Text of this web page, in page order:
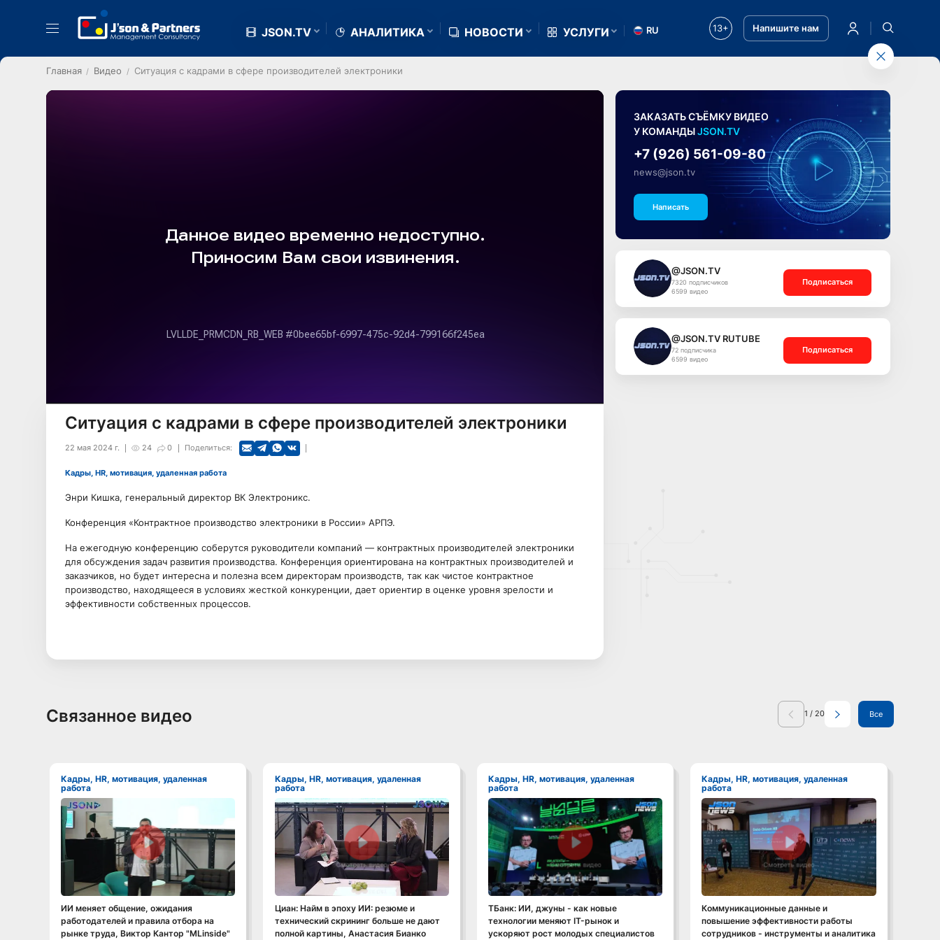
JSON.TV АНАЛИТИКА НОВОСТИ УСЛУГИ RU 13+ Напишите нам
Главная Видео Ситуация с кадрами в сфере производителей электроники
Ситуация с кадрами в сфере производителей электроники
24 0
22 мая 2024 г. Поделиться:
Кадры, HR, мотивация, удаленная работа
Энри Кишка, генеральный директор ВК Электроникс.
Конференция «Контрактное производство электроники в России» АРПЭ.
На ежегодную конференцию соберутся руководители компаний — контрактных производителей электроники
для обсуждения задач развития производства. Конференция ориентирована на контрактных производителей и
заказчиков, но будет интересна и полезна всем директорам производств, так как чистое контрактное
производство, находящееся в условиях жесткой конкуренции, дает ориентир в оценке уровня зрелости и
эффективности собственных процессов.
ЗАКАЗАТЬ СЪЁМКУ ВИДЕО
У КОМАНДЫJSON.TV
+7 (926) 561-09-80
news@json.tv
Написать
@JSON.TV
7320 подписчиков
6599 видео
Подписаться
@JSON.TV RUTUBE
72 подписчика
6599 видео
Подписаться
Связанное видео 1 / 20 Все
Кадры, HR, мотивация, удаленная
работа
Смотреть видео
ИИ меняет общение, ожидания
работодателей и правила отбора на
рынке труда, Виктор Кантор "MLinside"
Кадры, HR, мотивация, удаленная
работа
Смотреть видео
Циан: Найм в эпоху ИИ: резюме и
технический скрининг больше не дают
полной картины, Анастасия Бианко
Кадры, HR, мотивация, удаленная
работа
Смотреть видео
ТБанк: ИИ, джуны - как новые
технологии меняют IT-рынок и
ускоряют рост молодых специалистов
Кадры, HR, мотивация, удаленная
работа
Смотреть видео
Коммуникационные данные и
повышение эффективности работы
сотрудников - инструменты и аналитика